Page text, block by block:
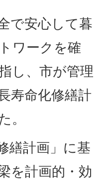
で安心して暮
ワークを確
し、市が管理
寿命化修繕計
。
繕計画」に基
を計画的・効